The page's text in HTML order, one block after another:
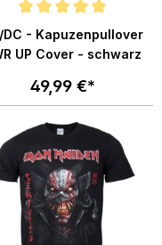
5 Sternen Bewertung
DC - Kapuzenpullover
UP Cover - schwarz
49,99 €*